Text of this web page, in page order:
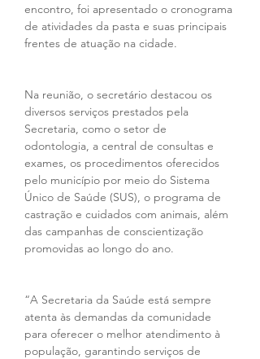
encontro, foi apresentado o cronograma
de atividades da pasta e suas principais
frentes de atuação na cidade.
Na reunião, o secretário destacou os
diversos serviços prestados pela
Secretaria, como o setor de
odontologia, a central de consultas e
exames, os procedimentos oferecidos
pelo município por meio do Sistema
Único de Saúde (SUS), o programa de
castração e cuidados com animais, além
das campanhas de conscientização
promovidas ao longo do ano.
“A Secretaria da Saúde está sempre
atenta às demandas da comunidade
para oferecer o melhor atendimento à
população, garantindo serviços de